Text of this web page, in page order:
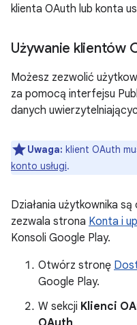
klienta OAuth lub konta
Używanie klientów
Możesz zezwolić
za pomocą interfejsu
danych
Uwaga: klient OAuth
konto usługi.
Działania użytkownika
zezwala strona Konta i
Konsoli Google Play.
Otwórz stronę
Google Play.
W sekcji Klienci